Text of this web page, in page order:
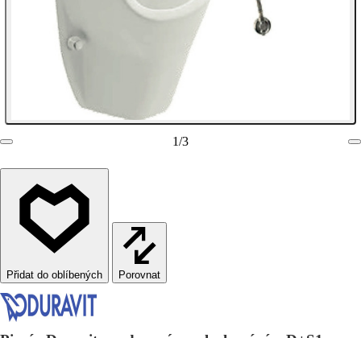
1/3
Porovnat